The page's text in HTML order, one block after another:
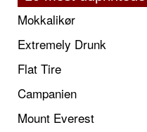
Mokkalikør
Extremely Drunk
Flat Tire
Campanien
Mount Everest